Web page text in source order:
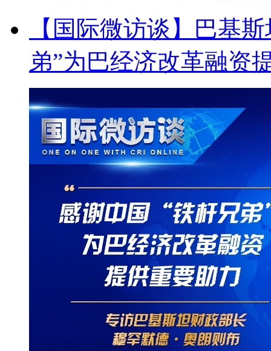
【国际微访谈】巴基
弟”为巴经济改革融资